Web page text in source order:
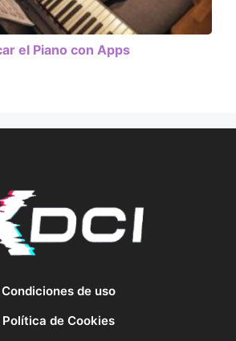
el Piano con Apps
Condiciones de uso
Política de Cookies